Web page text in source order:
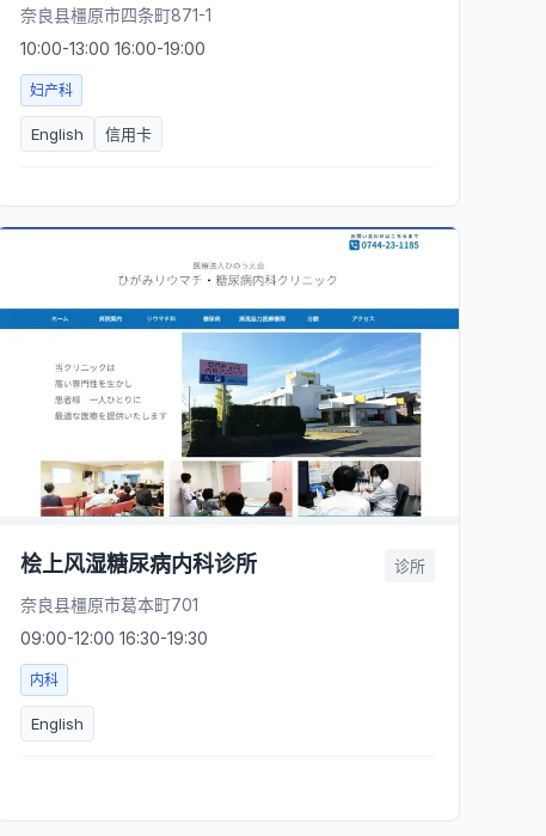
奈良县橿原市四条町871-1
10:00-13:00 16:00-19:00
妇产科
English 信用卡
桧上风湿糖尿病内科诊所 诊所
奈良县橿原市葛本町701
09:00-12:00 16:30-19:30
内科
English